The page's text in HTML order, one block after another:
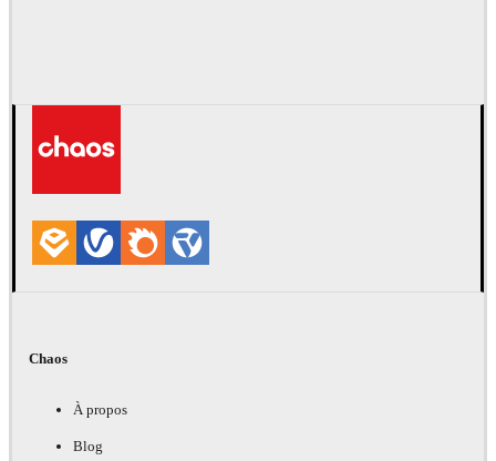
Chaos
À propos
Blog